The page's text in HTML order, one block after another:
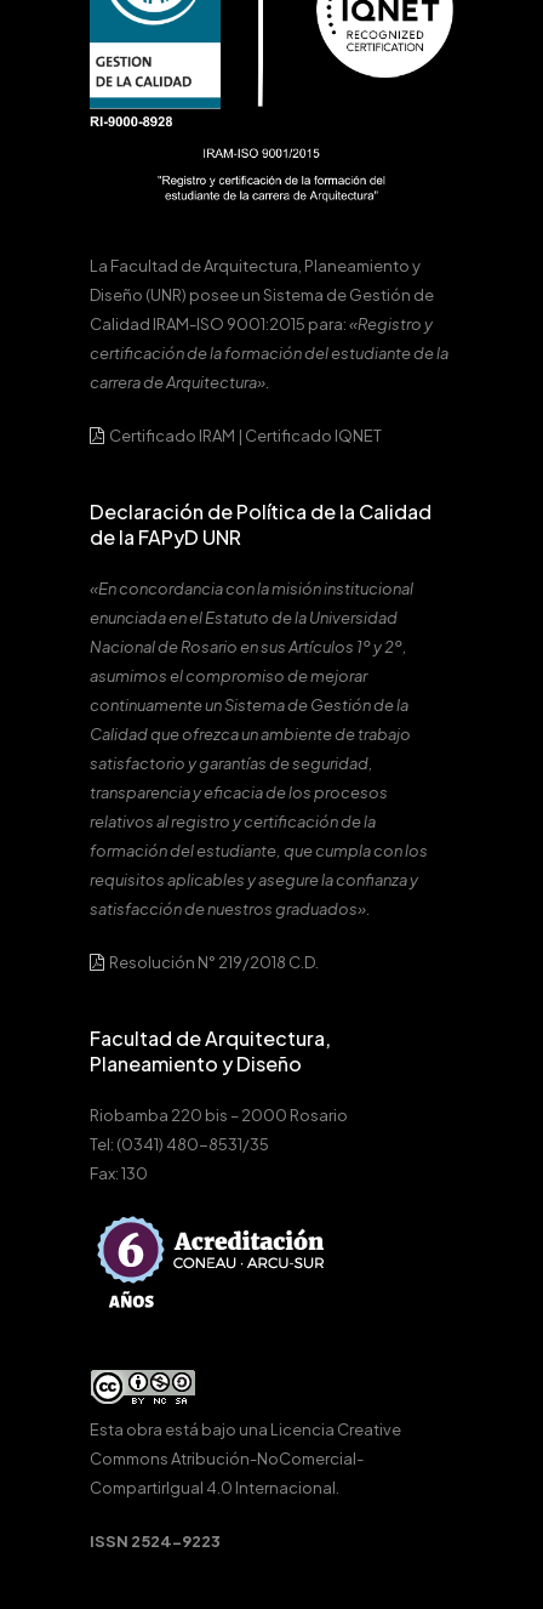
La Facultad de Arquitectura, Planeamiento y
Diseño (UNR) posee un Sistema de Gestión de
Calidad IRAM-ISO 9001:2015 para:«Registro y
certificación de la formación del estudiante de la
carrera de Arquitectura».
Certificado IRAM | Certificado IQNET
Declaración de Política de la Calidad
de la FAPyD UNR
«En concordancia con la misión institucional
enunciada en el Estatuto de la Universidad
Nacional de Rosario en sus Artículos 1º y 2º,
asumimos el compromiso de mejorar
continuamente un Sistema de Gestión de la
Calidad que ofrezca un ambiente de trabajo
satisfactorio y garantías de seguridad,
transparencia y eficacia de los procesos
relativos al registro y certificación de la
formación del estudiante, que cumpla con los
requisitos aplicables y asegure la confianza y
satisfacción de nuestros graduados».
Resolución N° 219/2018 C.D.
Facultad de Arquitectura,
Planeamiento y Diseño
Riobamba 220 bis – 2000 Rosario
Tel: (0341) 480-8531/35
Fax: 130
Esta obra está bajo una Licencia Creative
Commons Atribución-NoComercial-
CompartirIgual 4.0 Internacional
ISSN 2524-9223